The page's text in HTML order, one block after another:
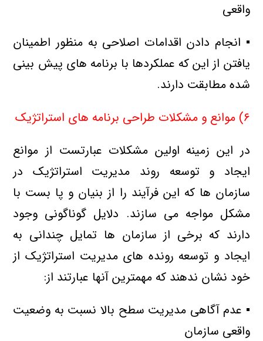
واقعی
▪ انجام دادن اقدامات اصلاحی به منظور اطمینان
یافتن از این که عملکردها با برنامه های پیش بینی
شده مطابقت دارند.
۶) موانع و مشکلات طراحی برنامه های استراتژیک
در این زمینه اولین مشکلات عبارتست از موانع
ایجاد و توسعه روند مدیریت استراتژیک در
سازمان ها که این فرآیند را از بنیان و پا بست با
مشکل مواجه می سازند. دلایل گوناگونی وجود
دارند که برخی از سازمان ها تمایل چندانی به
ایجاد و توسعه رونده های مدیریت استراتژیک از
خود نشان ندهند که مهمترین آنها عبارتند از:
▪ عدم آگاهی مدیریت سطح بالا نسبت به وضعیت
واقعی سازمان